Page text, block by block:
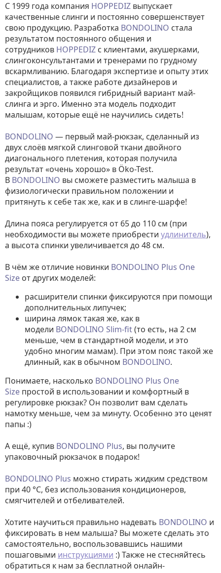
С 1999 года компания HOPPEDIZ выпускает
качественные слинги и постоянно совершенствует
свою продукцию. Разработка BONDOLINO стала
результатом постоянного общения и
сотрудников HOPPEDIZ с клиентами, акушерками,
слингоконсультантами и тренерами по грудному
вскармливанию. Благодаря экспертизе и опыту этих
специалистов, а также работе дизайнеров и
закройщиков появился гибридный вариант май-
слинга и эрго. Именно эта модель подходит
малышам, которые ещё не научились сидеть!
BONDOLINO — первый май-рюкзак, сделанный из
двух слоёв мягкой слинговой ткани двойного
диагонального плетения, которая получила
результат «очень хорошо» в Öko-Test.
В BONDOLINO вы сможете разместить малыша в
физиологически правильном положении и
притянуть к себе так же, как и в слинге-шарфе!
Длина пояса регулируется от 65 до 110 см (при
необходимости вы можете приобрести удлинитель),
а высота спинки увеличивается до 48 см.
В чём же отличие новинки BONDOLINO Plus One
Size от других моделей:
расширители спинки фиксируются при помощи
дополнительных липучек;
ширина лямок такая же, как в
модели BONDOLINO Slim-fit(то есть, на 2 см
меньше, чем в стандартной модели, и это
удобно многим мамам). При этом пояс такой же
длинный, как в обычном BONDOLINO.
Понимаете, насколько BONDOLINO Plus One
Size простой в использовании и комфортный в
регулировке рюкзак? Он позволит вам сделать
намотку меньше, чем за минуту. Особенно это ценят
папы :)
А ещё, купив BONDOLINO Plus, вы получите
упаковочный рюкзачок в подарок!
BONDOLINO Plus можно стирать жидким средством
при 40 °C, без использования кондиционеров,
смягчителей и отбеливателей.
Хотите научиться правильно надевать BONDOLINO и
фиксировать в нем малыша? Вы можете сделать это
самостоятельно, воспользовавшись нашими
пошаговыми инструкциями :) Также не стесняйтесь
обратиться к нам за бесплатной онлайн-